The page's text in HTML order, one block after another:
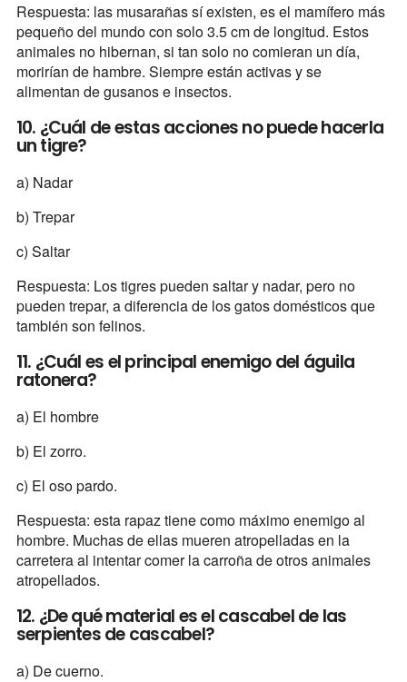
Respuesta: las musarañas sí existen, es el mamífero más
pequeño del mundo con solo 3.5 cm de longitud. Estos
animales no hibernan, si tan solo no comieran un día,
morirían de hambre. Siempre están activas y se
alimentan de gusanos e insectos.
10. ¿Cuál de estas acciones no puede hacerla
un tigre?
a) Nadar
b) Trepar
c) Saltar
Respuesta: Los tigres pueden saltar y nadar, pero no
pueden trepar, a diferencia de los gatos domésticos que
también son felinos.
11. ¿Cuál es el principal enemigo del águila
ratonera?
a) El hombre
b) El zorro.
c) El oso pardo.
Respuesta: esta rapaz tiene como máximo enemigo al
hombre. Muchas de ellas mueren atropelladas en la
carretera al intentar comer la carroña de otros animales
atropellados.
12. ¿De qué material es el cascabel de las
serpientes de cascabel?
a) De cuerno.